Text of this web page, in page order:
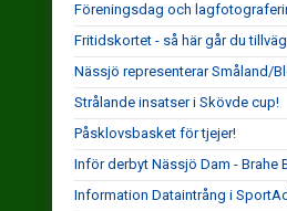
Föreningsdag och
Fritidskortet - så här går du
Nässjö representerar Småland/
Strålande insatser i Skövde cup!
Påsklovsbasket för tjejer!
Inför derbyt Nässjö Dam - Brahe
Information Dataintrång i